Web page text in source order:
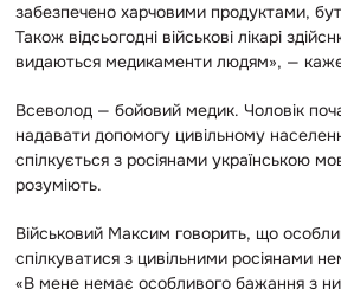
забезпечено харчовими продуктами,
Також відсьогодні військові лікарі
видаються медикаменти людям», —
Всеволод — бойовий медик. Чоловік
надавати допомогу цивільному
спілкується з росіянами українською
розуміють.
Військовий Максим говорить, що
спілкуватися з цивільними росіянами
«В мене немає особливого бажання з